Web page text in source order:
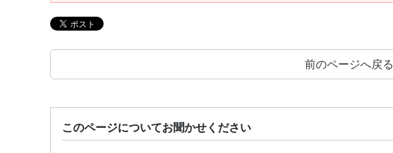
前のページへ戻る
このページについてお聞かせください